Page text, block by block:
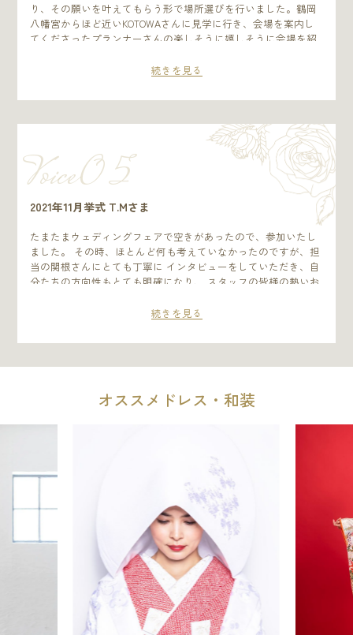
サポートのお陰で、本当に幸せな1日でした！打合せ中に私が言
った好きなキャラクターを覚えててくださり、高砂のナプキン
がキャラクターの形になっていたり、寄せ書にも書かれてお
コニコしていたので、ほっぺが痛くなりました！未来の花嫁さ
んは笑顔の練習をお勧めします(笑) 後日、親族友人からスタッ
本当によかったなと思いました。
り、その願いを叶えてもらう形で場所選びを行いました。鶴岡
八幡宮からほど近いKOTOWAさんに見学に行き、会場を案内し
てくださったプランナーさんの楽しそうに嬉しそうに会場を紹
披露宴を執り行うことに決定いたしました。特に、雨女だとい
ることをお話ししてくださり、雨でも美しい式になると前向き
着付けて頂いたご縁もあり、落ちつく場所でもありました。 結
婚式直前にコロナ禍に突入し、1年8ヶ月の延期を経て、無事に
結婚式を行うことができました。中止を考えたこともありまし
た。けれど、鶴岡八幡宮での挙式の素敵さを目を輝かせながら
話してくださったプランナーさんと出会い、KOTOWA で披露宴
を決めたこと。その後、会うたびに毎回嬉し楽しそうに打ち合
わせをし、いつも親身に丁寧に相談に乗ってくださるプランナ
ーさんに出会えこと。この２つが中止をせずに、小規模でも行
おうと決めた理由だったように思います。 結婚式準備や式の
開催について、夫婦で意見の食い違いはいくつもありました。
けれどその一つひとつを互いに言い合い、決めていけたことは
ました。 式当日は、延期前にはいなかった息子と３人で迎え
ることができたことも幸せでした。天候にも恵まれ、鶴岡八幡
間、KOTOWAのプランナーさんとずっと繋がり、寄り添ってく
婦にとって、式・披露宴をした鎌倉は更に大切な場所となりま
続きを見る
Voice0 5
2021年11月挙式 T.Mさま
たまたまウェディングフェアで空きがあったので、参加いたし
ました。 その時、ほとんど何も考えていなかったのですが、担
当の関根さんにとても丁寧に インタビューをしていただき、自
分たちの方向性もとても明確になり、 スタッフの皆様の熱いお
という歴史のある町と雰囲気が素晴らしい中、ここに決めて本
いうことが後にわかり、 親子2代でお世話になることになりま
しく、厳かで、 私たちのような晩婚の夫婦には落ち着いた雰囲
ていただき、私たち以上に私たちの結婚を喜んでくださってい
ださいました。 私たち夫婦でも気づかないことに気づいてくだ
さり、それを実現してくださる 式場でした。 演出・音響、最
高です。お花、テーブルコーディネートも最高です。 ケーキカ
ットでどうしても使いたい音楽があり、その音楽のタイミング
が うまくあわなくて悩んでいるときは、そのタイミングに合わ
せてくださるよう ご提案いただきました。 主人のお父様は他
界しているのですが、当日はお母様の隣にお父様の分のお席と
お酒を用意してくださり、一緒にお祝いをしていただいたとい
うお話しを伺いました。 ものすごく粋なおはからいでとても感
動いたしました。
続きを見る
オススメドレス・和装